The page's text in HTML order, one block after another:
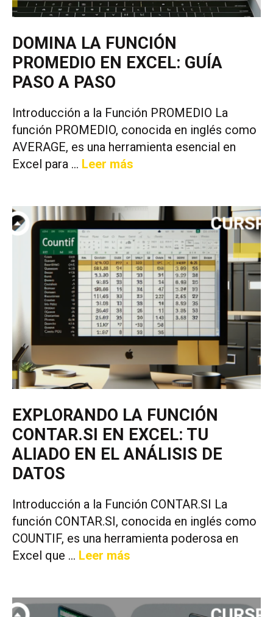
DOMINA LA FUNCIÓN
PROMEDIO EN EXCEL: GUÍA
PASO A PASO
Introducción a la Función PROMEDIO La
función PROMEDIO, conocida en inglés como
AVERAGE, es una herramienta esencial en
Excel para … Leer más
EXPLORANDO LA FUNCIÓN
CONTAR.SI EN EXCEL: TU
ALIADO EN EL ANÁLISIS DE
DATOS
Introducción a la Función CONTAR.SI La
función CONTAR.SI, conocida en inglés como
COUNTIF, es una herramienta poderosa en
Excel que … Leer más